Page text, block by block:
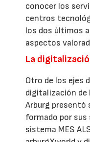
conocer los
centros
los dos últimos
aspectos
La
Otro de los ejes
digitalización de
Arburg presentó
formado por
sistema MES